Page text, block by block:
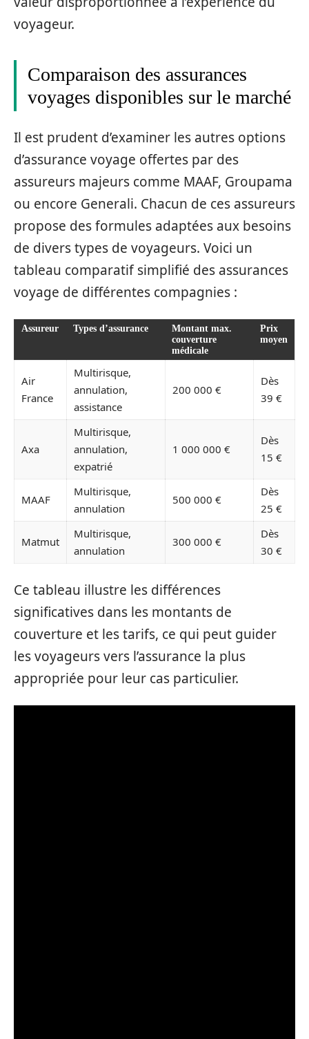
voyageur.
Comparaison des assurances
voyages disponibles sur le marché
Il est prudent d’examiner les autres options
d’assurance voyage offertes par des
assureurs majeurs comme MAAF, Groupama
ou encore Generali. Chacun de ces assureurs
propose des formules adaptées aux besoins
de divers types de voyageurs. Voici un
tableau comparatif simplifié des assurances
voyage de différentes compagnies :
Assureur Types d’assurance
Montant max.
couverture
médicale
Prix
moyen
Air
France
Multirisque,
annulation,
assistance
200 000 €
Dès
39 €
Axa
Multirisque,
annulation,
expatrié
1 000 000 €
Dès
15 €
MAAF
Multirisque,
annulation
500 000 €
Dès
25 €
Matmut
Multirisque,
annulation
300 000 €
Dès
30 €
Ce tableau illustre les différences
significatives dans les montants de
couverture et les tarifs, ce qui peut guider
les voyageurs vers l’assurance la plus
appropriée pour leur cas particulier.